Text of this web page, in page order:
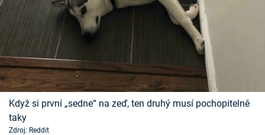
Když si první „sedne“ na zeď, ten druhý musí pochopitelně
taky
Zdroj: Reddit